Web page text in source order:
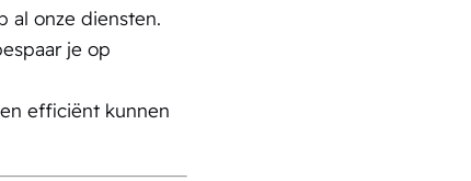
al onze diensten.
je op
efficiënt kunnen